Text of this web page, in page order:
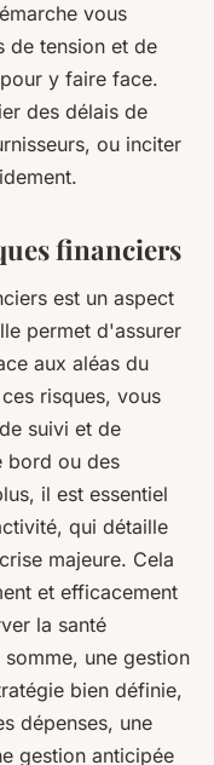
vous
de tension et de
y faire face.
des délais de
ou inciter
financiers
est un aspect
permet d'assurer
aux aléas du
risques, vous
suivi et de
bord ou des
il est essentiel
qui détaille
majeure. Cela
et efficacement
la santé
une gestion
bien définie,
dépenses, une
gestion anticipée